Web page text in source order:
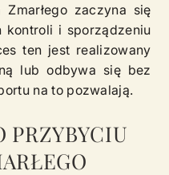
Zmarłego zaczyna się
kontroli i sporządzeniu
ten jest realizowany
lub odbywa się bez
na to pozwalają.
PRZYBYCIU